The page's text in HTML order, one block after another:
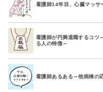
看護師14年目、心臓マッサ
看護師が円満退職するコツ
る人の特徴～
看護師あるある～他病棟の